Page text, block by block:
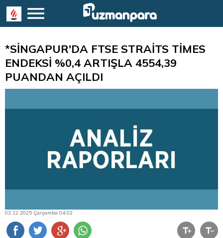
*SİNGAPUR'DA FTSE STRAİTS TİMES
ENDEKSİ %0,4 ARTIŞLA 4554,39
PUANDAN AÇILDI
03.12.2025 Çarşamba 04:02